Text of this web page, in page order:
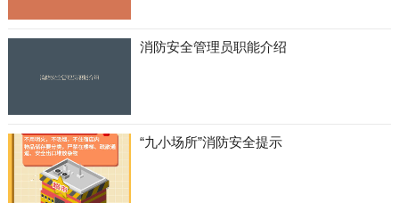
消防安全管理员职能介绍
“九小场所”消防安全提示